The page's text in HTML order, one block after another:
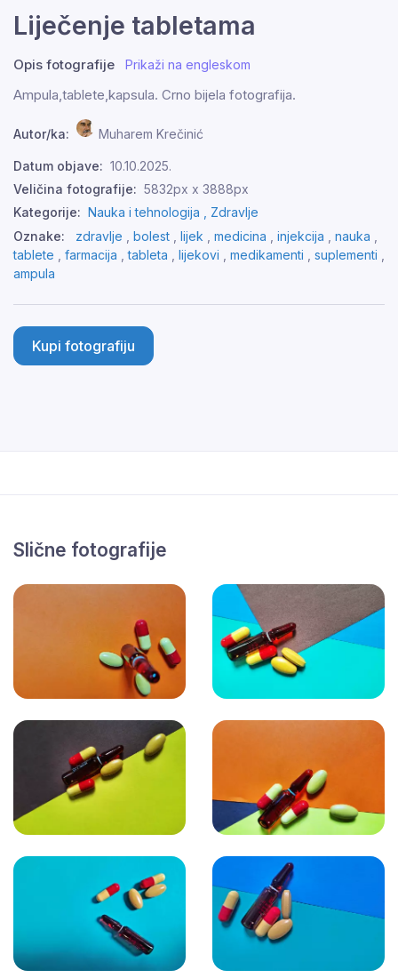
Liječenje tabletama
Opis fotografije Prikaži na engleskom
Ampula,tablete,kapsula. Crno bijela fotografija.
Autor/ka: Muharem Krečinić
Datum objave: 10.10.2025.
Veličina fotografije: 5832px x 3888px
Kategorije: Nauka i tehnologija , Zdravlje
Oznake:
zdravlje bolest lijek medicina injekcija nauka
tablete
farmacija ,tableta lijekovi medikamenti suplementi
ampula
Kupi fotografiju
Slične fotografije